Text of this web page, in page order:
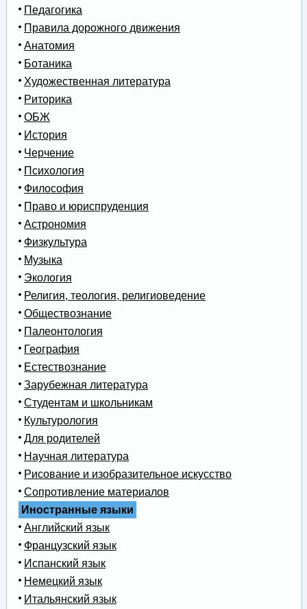
Педагогика
Правила дорожного движения
Анатомия
Ботаника
Художественная литература
Риторика
ОБЖ
История
Черчение
Психология
Философия
Право и юриспруденция
Астрономия
Физкультура
Музыка
Экология
Религия, теология, религиоведение
Обществознание
Палеонтология
География
Естествознание
Зарубежная литература
Студентам и школьникам
Культурология
Для родителей
Научная литература
Рисование и изобразительное искусство
Сопротивление материалов
Иностранные языки
Английский язык
Французский язык
Испанский язык
Немецкий язык
Итальянский язык